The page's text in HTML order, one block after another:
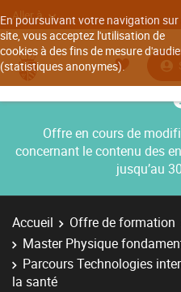
En poursuivant votre navigation sur
site, vous acceptez l'utilisation de
cookies à des fins de mesure
(statistiques anonymes).
Aller à
Offre en cours de
concernant le contenu des
jusqu’au
Accueil Offre de formation
Master Physique
Parcours Technologies
la santé